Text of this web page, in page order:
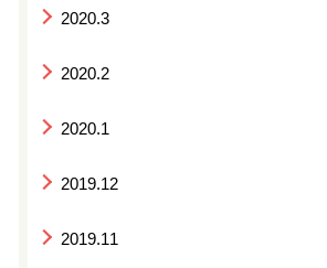
2020.3
2020.2
2020.1
2019.12
2019.11